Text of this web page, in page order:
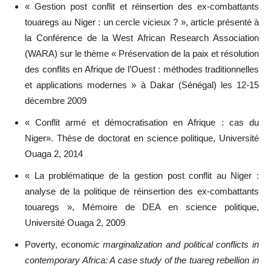
« Gestion post conflit et réinsertion des ex-combattants
touaregs au Niger : un cercle vicieux ? », article présenté à
la Conférence de la West African Research Association
(WARA) sur le thème « Préservation de la paix et résolution
des conflits en Afrique de l’Ouest : méthodes traditionnelles
et applications modernes » à Dakar (Sénégal) les 12-15
décembre 2009
« Conflit armé et démocratisation en Afrique : cas du
Niger». Thèse de doctorat en science politique, Université
Ouaga 2, 2014
« La problématique de la gestion post conflit au Niger :
analyse de la politique de réinsertion des ex-combattants
touaregs », Mémoire de DEA en science politique,
Université Ouaga 2, 2009
Poverty, economic marginalization and political conflicts in
contemporary Africa: A case study of the tuareg rebellion in